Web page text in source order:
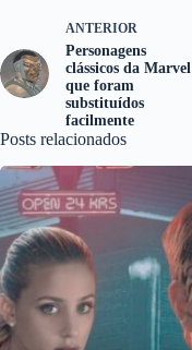
ANTERIOR
Personagens
clássicos da Marvel
que foram
substituídos
facilmente
Posts relacionados